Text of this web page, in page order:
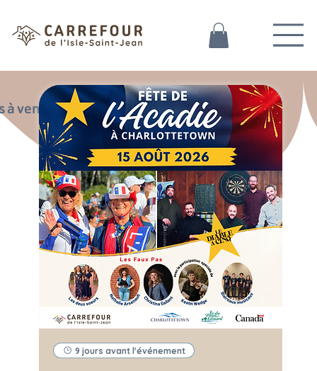
venir
9 jours avant l'événement